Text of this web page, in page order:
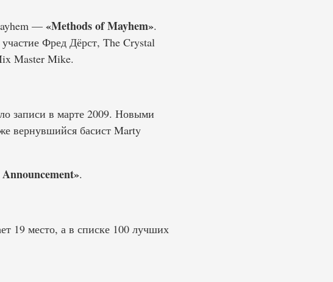
— «Methods of Mayhem».
Фред Дёрст, The Crystal
Master Mike.
записи в марте 2009. Новыми
вернувшийся басист Marty
.
19 место, а в списке 100 лучших